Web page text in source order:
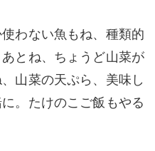
わない魚もね、種類的
とね、ちょうど山菜が
山菜の天ぷら、美味し
。たけのこご飯もやる